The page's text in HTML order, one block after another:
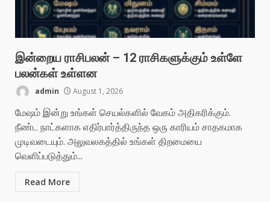
இன்றைய ராசிபலன் – 12 ராசிகளுக்கும் உள்ளே
பலன்கள் உள்ளன
admin August 1, 2026
மேஷம் இன்று உங்கள் செயல்களில் வேகம் அதிகரிக்கும்.
நீண்ட நாட்களாக எதிர்பார்த்திருந்த ஒரு காரியம் சாதகமாக
முடிவடையும். அலுவலகத்தில் உங்கள் திறமையை
வெளிப்படுத்தும்...
Read More